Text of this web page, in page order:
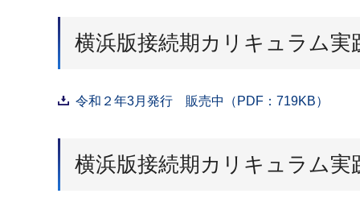
横浜版接続期カリキュラム実
令和２年3月発行 販売中（PDF：719KB）
横浜版接続期カリキュラム実